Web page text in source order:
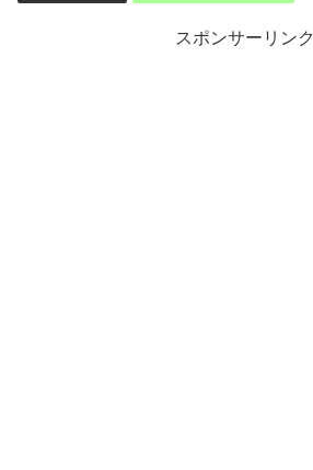
スポンサーリンク